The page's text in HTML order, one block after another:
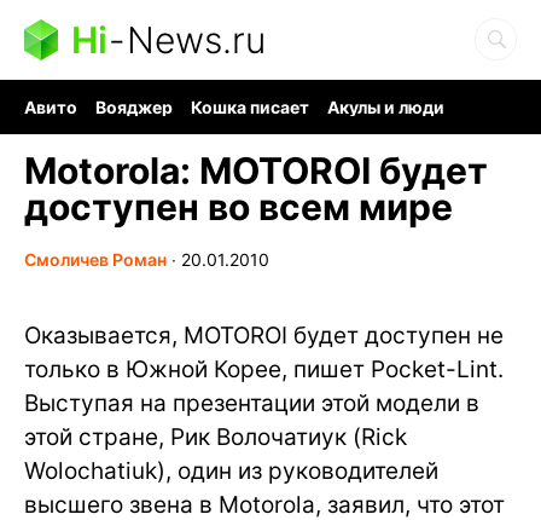
Hi-News.ru
Авито Вояджер Кошка писает
Акулы и люди
Motorola: MOTOROI будет
доступен во всем мире
Смоличев Роман ∙ 20.01.2010
Оказывается, MOTOROI будет доступен не
только в Южной Корее, пишет Pocket-Lint.
Выступая на презентации этой модели в
этой стране, Рик Волочатиук (Rick
Wolochatiuk), один из руководителей
высшего звена в Motorola, заявил, что этот